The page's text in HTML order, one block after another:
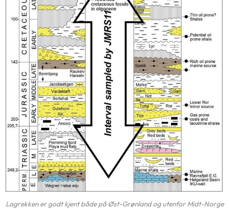
Lagrekken er godt kjent både på Øst-Grønland og utenfor Midt-Norge